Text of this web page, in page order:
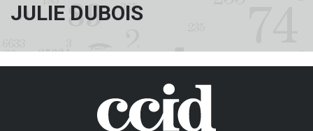
JULIE DUBOIS